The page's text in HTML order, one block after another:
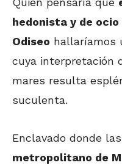
hedonista y de
Odiseo hallaríamos
cuya interpretación
mares resulta
suculenta.
Enclavado donde
metropolitano de